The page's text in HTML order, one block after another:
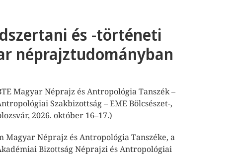
és -történeti
néprajztudományban
Magyar Néprajz és Antropológia Tanszék –
Szakbizottság – EME Bölcsészet-,
2026. október 16–17.)
Magyar Néprajz és Antropológia Tanszéke, a
Bizottság Néprajzi és Antropológiai